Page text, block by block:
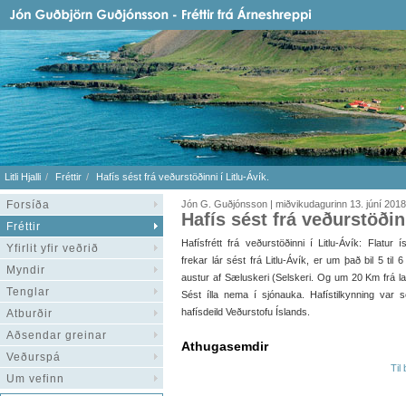
Litli Hjalli Fréttir Hafís sést frá veðurstöðinni í Litlu-Ávík.
Forsíða
Fréttir
Yfirlit yfir veðrið
Myndir
Tenglar
Atburðir
Aðsendar greinar
Veðurspá
Um vefinn
Jón G. Guðjónsson | miðvikudagurinn 13. júní 2018
Hafís sést frá
Hafísfrétt frá veðurstöðinni í Litlu-Ávík: Flatur
frekar lár sést frá Litlu-Ávík, er um það bil 5 til 6
austur af Sæluskeri (Selskeri. Og um 20 Km frá
Sést ílla nema í sjónauka. Hafístilkynning var
hafísdeild Veðurstofu Íslands.
Athugasemdir
Til